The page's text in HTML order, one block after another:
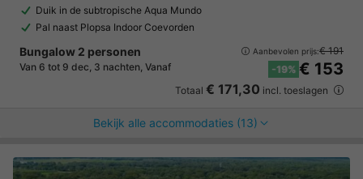
Duik in de subtropische Aqua Mundo
Pal naast Plopsa Indoor Coevorden
Bungalow 2 personen
Van 6 tot 9 dec, 3 nachten, Vanaf
Aanbevolen prijs:€ 191
-19% € 153
Totaal € 171,30 incl. toeslagen
Bekijk alle accommodaties (13)